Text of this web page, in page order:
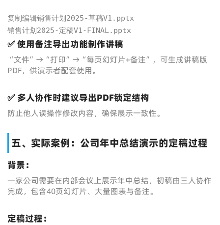
复制编辑销售计划2025-草稿V1.pptx
销售计划2025-定稿V1-FINAL.pptx
✅ 使用备注导出功能制作讲稿
“文件”→“打印”→“每页幻灯片+备注”，可生成讲稿版
PDF，供演示者配套使用。
✅ 多人协作时建议导出PDF锁定结构
防止他人误操作修改内容，确保展示一致性。
五、实际案例：公司年中总结演示的定稿过程
背景：
一家公司需要在内部会议上展示年中总结，初稿由三人协作
完成，包含40页幻灯片、大量图表与备注。
定稿过程：